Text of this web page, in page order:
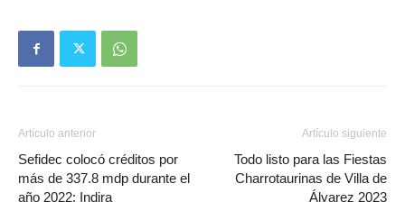
Artículo anterior
Sefidec colocó créditos por
más de 337.8 mdp durante el
año 2022: Indira
Artículo siguiente
Todo listo para las Fiestas
Charrotaurinas de Villa de
Álvarez 2023